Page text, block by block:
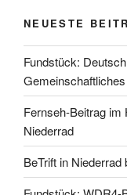
NEUESTE
Fundstück:
Fernseh-Beitrag
Niederrad
BeTrift in